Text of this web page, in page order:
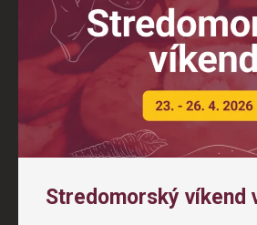
Stredomorský víkend